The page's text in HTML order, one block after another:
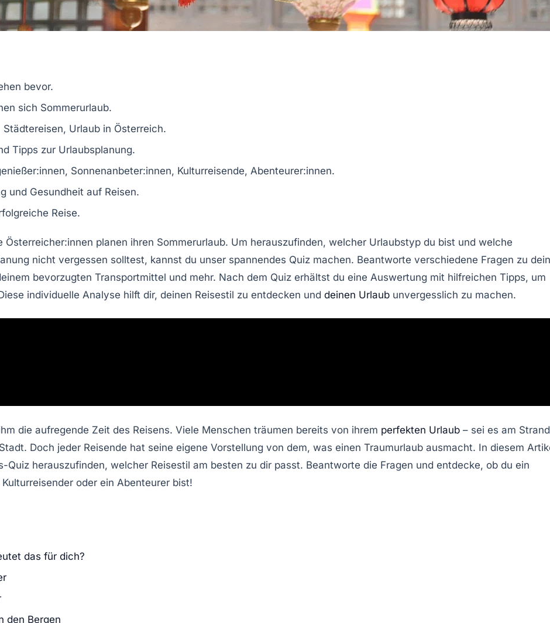
bevor.
sich Sommerurlaub.
Städtereisen, Urlaub in Österreich.
Tipps zur Urlaubsplanung.
, Sonnenanbeter:innen, Kulturreisende, Abenteurer:innen.
und Gesundheit auf Reisen.
Reise.
Österreicher:innen planen ihren Sommerurlaub. Um herauszufinden, welcher Urlaubstyp du bist und welche
nicht vergessen solltest, kannst du unser spannendes Quiz machen. Beantworte verschiedene Fragen zu
bevorzugten Transportmittel und mehr. Nach dem Quiz erhältst du eine Auswertung mit hilfreichen Tipps, um
individuelle Analyse hilft dir, deinen Reisestil zu entdecken und deinen Urlaub unvergesslich zu machen.
die aufregende Zeit des Reisens. Viele Menschen träumen bereits von ihrem perfekten Urlaub – sei es am
Doch jeder Reisende hat seine eigene Vorstellung von dem, was einen Traumurlaub ausmacht. In diesem
Quiz herauszufinden, welcher Reisestil am besten zu dir passt. Beantworte die Fragen und entdecke, ob du ein
Kulturreisender oder ein Abenteurer bist!
das für dich?
den Bergen